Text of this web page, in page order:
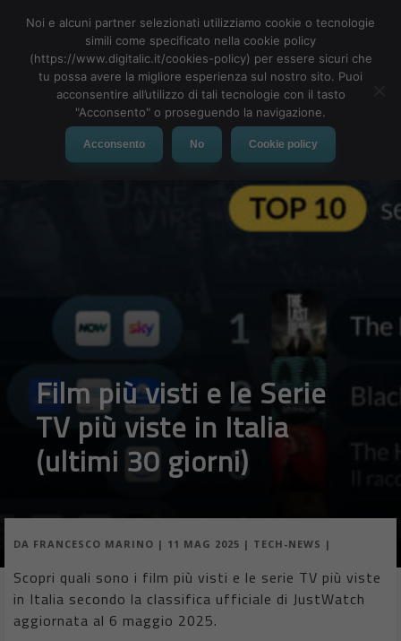
MENU
Film più visti e le Serie
TV più viste in Italia
(ultimi 30 giorni)
DA FRANCESCO MARINO | 11 MAG 2025 | TECH-NEWS |
Scopri quali sono i film più visti e le serie TV più viste
in Italia secondo la classifica ufficiale di JustWatch
aggiornata al 6 maggio 2025.
Noi e alcuni partner selezionati utilizziamo cookie o tecnologie
simili come specificato nella cookie policy
(https://www.digitalic.it/cookies-policy) per essere sicuri che
tu possa avere la migliore esperienza sul nostro sito. Puoi
acconsentire all’utilizzo di tali tecnologie con il tasto
"Acconsento" o proseguendo la navigazione.
Acconsento No Cookie policy